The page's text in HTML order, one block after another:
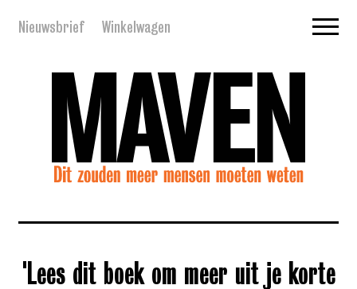
Nieuwsbrief Winkelwagen
'Lees dit boek om meer uit je korte